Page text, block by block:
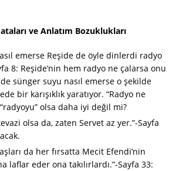
ve Anlatım Bozuklukları
emerse Reşide de öyle dinlerdi radyo
8: Reşide’nin hem radyo ne çalarsa onu
sünger suyu nasıl emerse o şekilde
bir karışıklık yaratıyor. “Radyo ne
olsa daha iyi değil mi?
olsa da, zaten Servet az yer.”-Sayfa
da her fırsatta Mecit Efendi’nin
laflar eder ona takılırlardı.”-Sayfa 33: